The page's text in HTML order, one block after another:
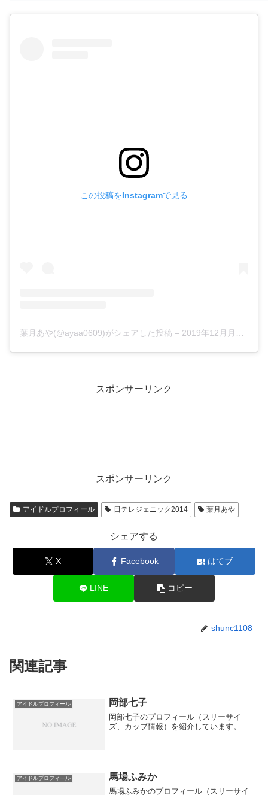
この投稿をInstagramで見る
葉月あや(@ayaa0609)がシェアした投稿 – 2019年12月月26日午後8時10分PST
スポンサーリンク
スポンサーリンク
アイドルプロフィール 日テレジェニック2014 葉月あや
シェアする
X Facebook はてブ
LINE コピー
shunc1108
関連記事
アイドルプロフィール 岡部七子
岡部七子のプロフィール（スリーサイ
ズ、カップ情報）を紹介しています。
アイドルプロフィール 馬場ふみか
馬場ふみかのプロフィール（スリーサイ